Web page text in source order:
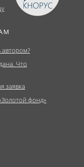
автором?
Что
заявка
фонд»